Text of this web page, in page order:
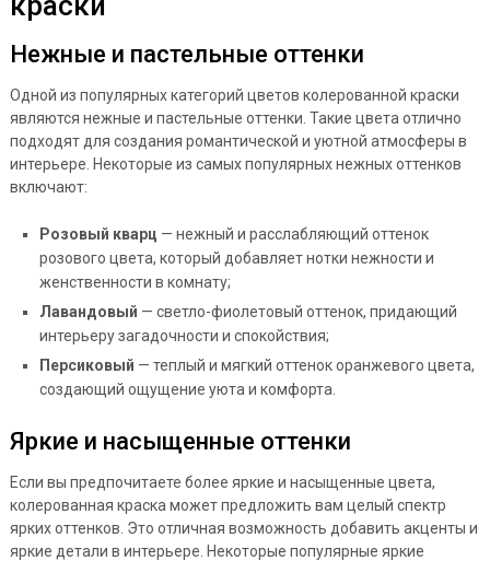
Нежные и пастельные оттенки
Одной из популярных категорий цветов колерованной краски
являются нежные и пастельные оттенки. Такие цвета отлично
подходят для создания романтической и уютной атмосферы в
интерьере. Некоторые из самых популярных нежных оттенков
включают:
Розовый кварц — нежный и расслабляющий оттенок
розового цвета, который добавляет нотки нежности и
женственности в комнату;
Лавандовый — светло-фиолетовый оттенок, придающий
интерьеру загадочности и спокойствия;
Персиковый — теплый и мягкий оттенок оранжевого цвета,
создающий ощущение уюта и комфорта.
Яркие и насыщенные оттенки
Если вы предпочитаете более яркие и насыщенные цвета,
колерованная краска может предложить вам целый спектр
ярких оттенков. Это отличная возможность добавить акценты и
яркие детали в интерьере. Некоторые популярные яркие